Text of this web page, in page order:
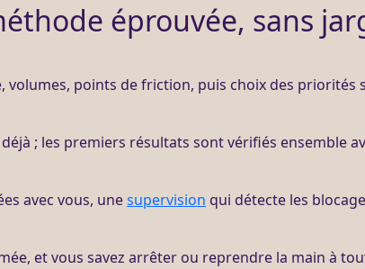
éprouvée, sans
volumes, points de friction, puis choix des priorités
; les premiers résultats sont vérifiés ensemble
avec vous, unesupervision qui détecte les
et vous savez arrêter ou reprendre la main à